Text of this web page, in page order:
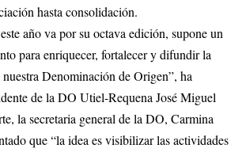
hasta consolidación.
año va por su octava edición, supone un
para enriquecer, fortalecer y difundir la
Denominación de Origen”, ha
de la DO Utiel-Requena José Miguel
la secretaria general de la DO, Carmina
que “la idea es visibilizar las actividades